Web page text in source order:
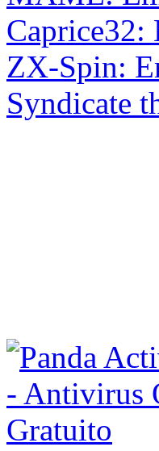
Caprice32:
ZX-Spin:
Syndicate